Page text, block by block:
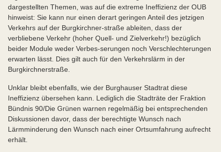
dargestellten Themen, was auf die extreme Ineffizienz der OUB
hinweist: Sie kann nur einen derart geringen Anteil des jetzigen
Verkehrs auf der Burgkirchner-straße ableiten, dass der
verbliebene Verkehr (hoher Quell- und Zielverkehr!) bezüglich
beider Module weder Verbes-serungen noch Verschlechterungen
erwarten lässt. Dies gilt auch für den Verkehrslärm in der
Burgkirchnerstraße.
Unklar bleibt ebenfalls, wie der Burghauser Stadtrat diese
Ineffizienz übersehen kann. Lediglich die Stadträte der Fraktion
Bündnis 90/Die Grünen warnen regelmäßig bei entsprechenden
Diskussionen davor, dass der berechtigte Wunsch nach
Lärmminderung den Wunsch nach einer Ortsumfahrung aufrecht
erhält.